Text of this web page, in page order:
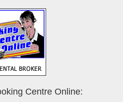
Centre Online: